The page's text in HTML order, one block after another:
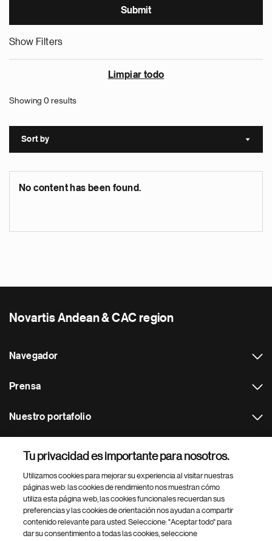
Show Filters
Limpiar todo
Showing 0 results
Sort by Sort
No content has been found.
Novartis Andean & CAC region
Navegador
Prensa
Nuestro portafolio
Footer Site Search
Tu privacidad es importante para nosotros.
Utilizamos cookies para mejorar su experiencia al visitar nuestras
páginas web: las cookies de rendimiento nos muestran cómo
utiliza esta página web, las cookies funcionales recuerdan sus
preferencias y las cookies de orientación nos ayudan a compartir
contenido relevante para usted. Seleccione: "Aceptar todo" para
dar su consentimiento a todas las cookies, seleccione